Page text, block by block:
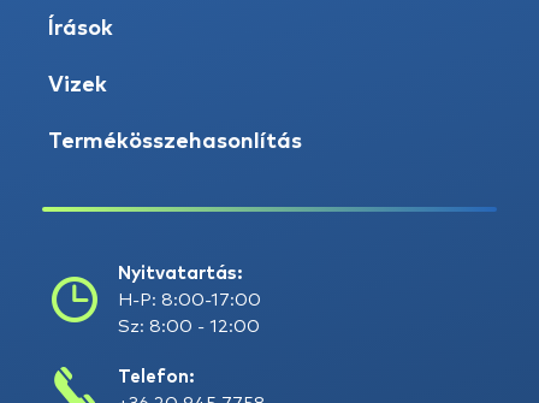
Írások
Vizek
Termékösszehasonlítás
Nyitvatartás:
H-P: 8:00-17:00
Sz: 8:00 - 12:00
Telefon: